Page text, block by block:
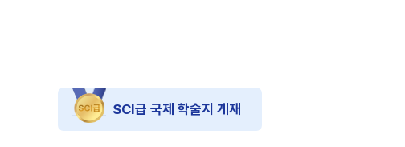
SCI급 국제 학술지 게재